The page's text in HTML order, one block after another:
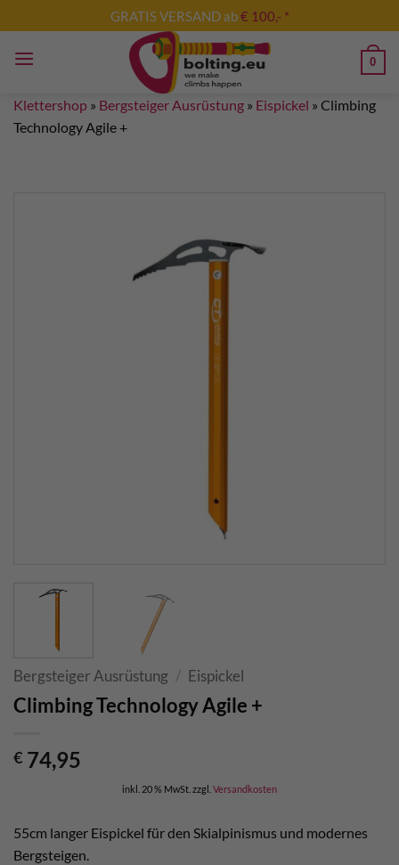
Inhalt
springen
GRATIS VERSAND ab€ 100,- *
0
Klettershop » Bergsteiger Ausrüstung » Eispickel » Climbing
Technology Agile +
Bergsteiger Ausrüstung / Eispickel
Climbing Technology Agile +
€ 74,95
inkl. 20 % MwSt. zzgl. Versandkosten
55cm langer Eispickel für den Skialpinismus und modernes
Bergsteigen.